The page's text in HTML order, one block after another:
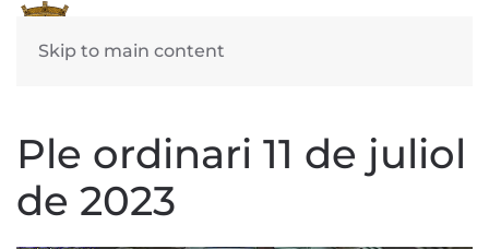
Skip to main content
Ple ordinari 11 de juliol
de 2023